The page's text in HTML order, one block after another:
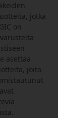
jotka
on
asettaa
joita